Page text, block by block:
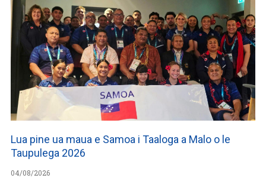
Lua pine ua maua e Samoa i Taaloga a Malo o le
Taupulega 2026
04/08/2026